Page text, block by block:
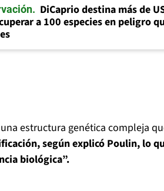
DiCaprio destina más de
a 100 especies en peligro
estructura genética compleja
según explicó Poulin, lo
biológica”.